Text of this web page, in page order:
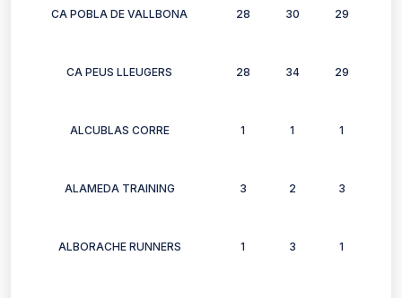
CA POBLA DE VALLBONA 28 30 29
CA PEUS LLEUGERS 28 34 29
ALCUBLAS CORRE 1 1 1
ALAMEDA TRAINING 3 2 3
ALBORACHE RUNNERS 1 3 1